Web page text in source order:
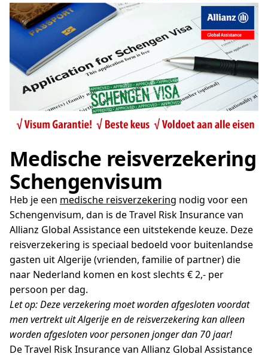
Medische reisverzekering
Schengenvisum
Heb je een medische reisverzekering nodig voor een
Schengenvisum, dan is de Travel Risk Insurance van
Allianz Global Assistance een uitstekende keuze. Deze
reisverzekering is speciaal bedoeld voor buitenlandse
gasten uit Algerije (vrienden, familie of partner) die
naar Nederland komen en kost slechts € 2,- per
persoon per dag.
Let op: Deze verzekering moet worden afgesloten voordat
men vertrekt uit Algerije en de reisverzekering kan alleen
worden afgesloten voor personen jonger dan 70 jaar!
De Travel Risk Insurance van Allianz Global Assistance